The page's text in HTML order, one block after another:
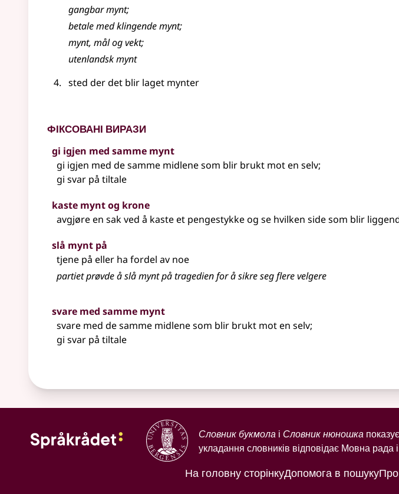
gangbarmynt;
betale med klingendemynt;
mynt, mål og vekt;
utenlandskmynt
sted der det blir laget mynter
Фіксовані вирази
gi igjen med samme mynt
gi igjen med de samme midlene som blir brukt mot en selv;
gi svar på tiltale
kaste mynt og krone
avgjøre en sak ved å kaste et pengestykke og se hvilken side som blir
slå mynt på
tjene på eller ha fordel av noe
partiet prøvde å slå mynt på tragedien for å sikre seg flere velgere
svare med samme mynt
svare med de samme midlene som blir brukt mot en selv;
gi svar på tiltale
Словник букмола і Словник нюношка
укладання словників відповідає Мовна рада
На головну сторінкуДопомога в пошуку